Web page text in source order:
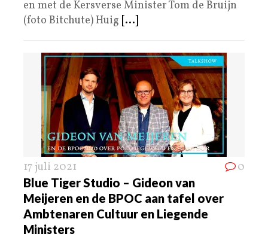
en met de Kersverse Minister Tom de Bruijn
(foto Bitchute) Huig [...]
17 juli 2021 0
Blue Tiger Studio – Gideon van
Meijeren en de BPOC aan tafel over
Ambtenaren Cultuur en Liegende
Ministers